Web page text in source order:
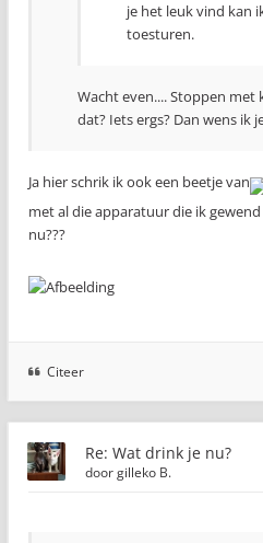
je het leuk vind kan
toesturen.
Wacht even.... Stoppen
dat? Iets ergs? Dan wens ik
Ja hier schrik ik ook een beetje van
met al die apparatuur die ik
nu???
Citeer
Re: Wat drink je nu?
doorgilleko B.